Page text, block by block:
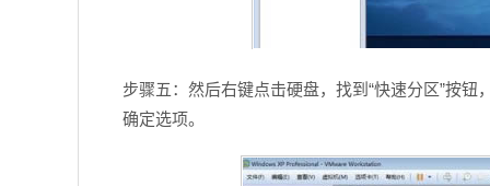
步骤五：然后右键点击硬盘，找到“快速分区”按
确定选项。